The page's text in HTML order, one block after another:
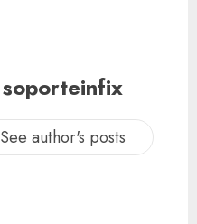
soporteinfix
See author's posts